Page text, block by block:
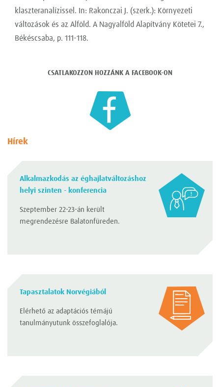
klaszteranalízissel. In: Rakonczai J. (szerk.): Környezeti
változások és az Alföld. A Nagyalföld Alapítvány Kötetei 7.,
Békéscsaba, p. 111-118.
CSATLAKOZZON HOZZÁNK A FACEBOOK-ON
Hírek
Alkalmazkodás az éghajlatváltozáshoz
helyi szinten - konferencia
Szeptember 22-23-án került
megrendezésre Balatonfüreden.
Tapasztalatok Norvégiából
Elérhető az adaptációs témájú
tanulmányutunk összefoglalója.